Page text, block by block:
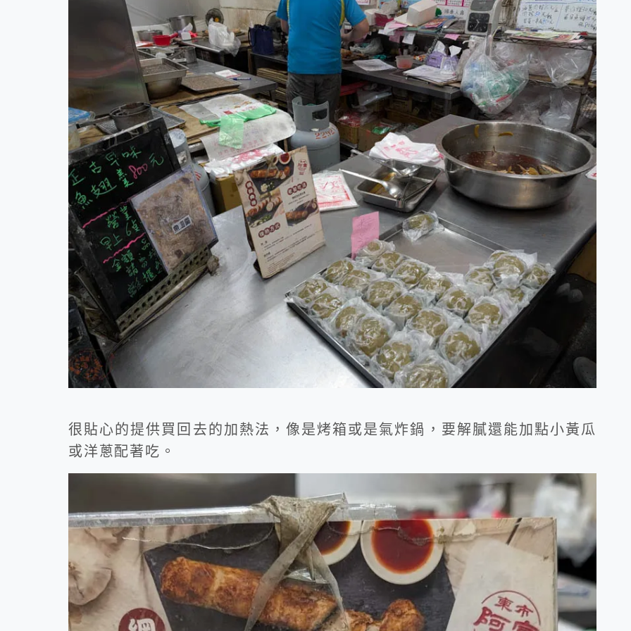
很貼心的提供買回去的加熱法，像是烤箱或是氣炸鍋，要解膩還能加點小黃瓜
或洋蔥配著吃。